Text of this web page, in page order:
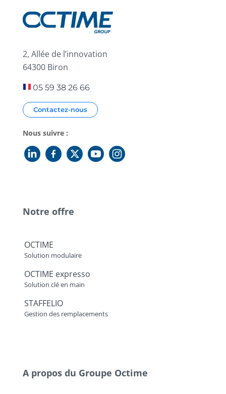
2, Allée de l’innovation
64300 Biron
05 59 38 26 66
Contactez-nous
Nous suivre :
Notre offre
OCTIME
Solution modulaire
OCTIME expresso
Solution clé en main
STAFFELIO
Gestion des remplacements
A propos du Groupe Octime